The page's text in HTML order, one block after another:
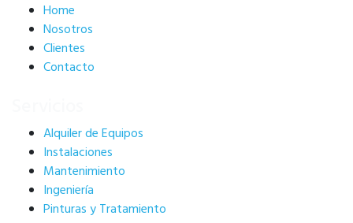
Home
Nosotros
Clientes
Contacto
Alquiler de Equipos
Instalaciones
Mantenimiento
Ingeniería
Pinturas y Tratamiento